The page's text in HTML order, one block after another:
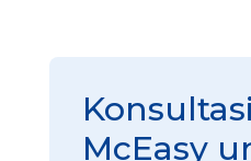
McEasy